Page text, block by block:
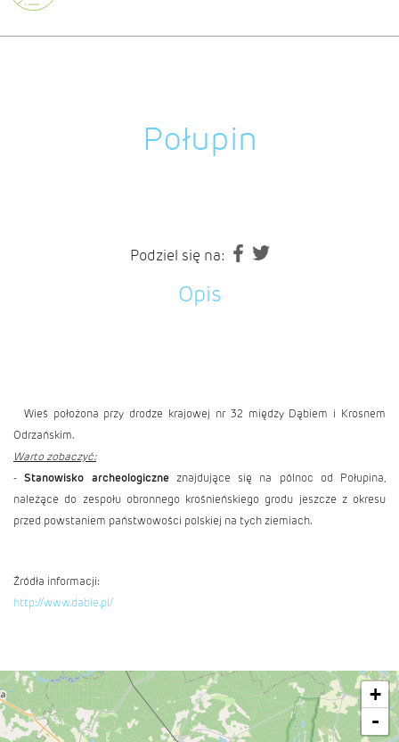
Połupin
Podziel się na:
Opis
Wieś położona przy drodze krajowej nr 32 między Dąbiem i Krosnem
Odrzańskim.
Warto zobaczyć:
-Stanowisko archeologiczneznajdujące się na pólnoc od Połupina,
należące do zespołu obronnego krośnieńskiego grodu jeszcze z okresu
przed powstaniem państwowości polskiej na tych ziemiach.
Źródła informacji:
http://www.dabie.pl/
+
-